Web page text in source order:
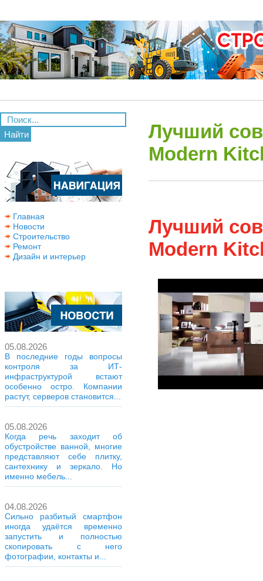
Найти
Главная
Новости
Строительство
Ремонт
Дизайн и интерьер
05.08.2026
В последние годы вопросы
контроля за ИТ-
инфраструктурой встают
особенно остро. Компании
растут, серверов становится...
05.08.2026
Когда речь заходит об
обустройстве ванной, многие
представляют себе плитку,
сантехнику и зеркало. Но
именно мебель...
04.08.2026
Сильно разбитый смартфон
иногда удаётся временно
запустить и полностью
скопировать с него
фотографии, контакты и...
Лучший
Modern
Лучший
Modern